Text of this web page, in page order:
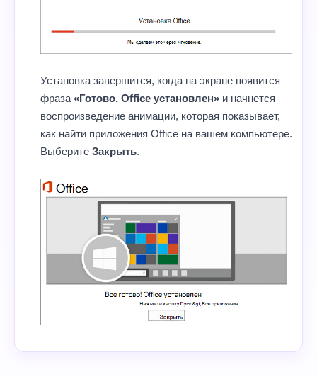
Установка завершится, когда на экране появится
фраза«Готово. Office установлен» и начнется
воспроизведение анимации, которая показывает,
как найти приложения Office на вашем компьютере.
Выберите Закрыть.